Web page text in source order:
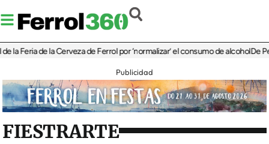
de la Cerveza de Ferrol por ‘normalizar’ el consumo de alcoholDe Perlío a
Publicidad
FIESTRARTE